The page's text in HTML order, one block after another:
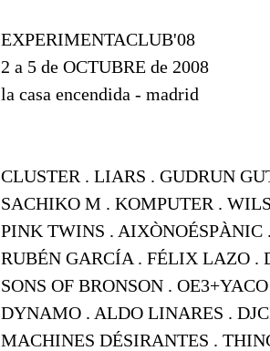
EXPERIMENTACLUB'08
2 a 5 de OCTUBRE de 2008
la casa encendida - madrid
CLUSTER . LIARS . GUDRUN
SACHIKO M . KOMPUTER .
PINK TWINS . AIXÒNOÉSPÀNIC
RUBÉN GARCÍA . FÉLIX LAZO .
SONS OF BRONSON .
DYNAMO . ALDO LINARES .
MACHINES DÉSIRANTES .